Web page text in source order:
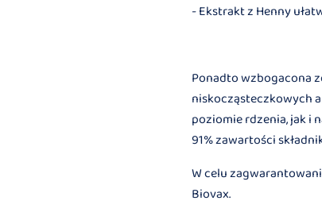
- Ekstrakt z Henny
Ponadto wzbogacona
niskocząsteczkowych
poziomie rdzenia, jak i
91% zawartości
W celu
Biovax.